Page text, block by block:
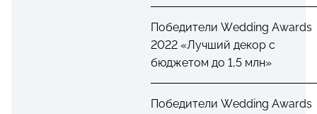
Победители Wedding Awards
2022 «Лучший декор с
бюджетом до 1,5 млн»
Победители Wedding Awards